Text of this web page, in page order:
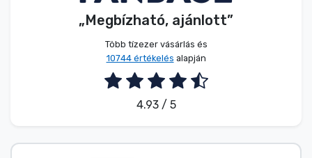
„Megbízható, ajánlott”
Több tízezer vásárlás és
10744 értékelés alapján
4.93 / 5
Terméktípusok